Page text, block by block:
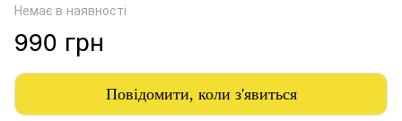
Немає в наявності
990 грн
Повідомити, коли з'явиться